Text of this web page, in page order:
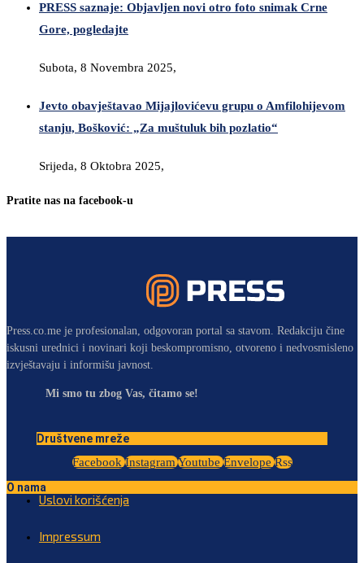
PRESS saznaje: Objavljen novi otro foto snimak Crne
Gore, pogledajte
Subota, 8 Novembra 2025,
Jevto obavještavao Mijajlovićevu grupu o Amfilohijevom
stanju, Bošković: „Za muštuluk bih pozlatio“
Srijeda, 8 Oktobra 2025,
Pratite nas na facebook-u
Press.co.me je profesionalan, odgovoran portal sa stavom. Redakciju čine
iskusni urednici i novinari koji beskompromisno, otvoreno i nedvosmisleno
izvještavaju i informišu javnost.
Mi smo tu zbog Vas, čitamo se!
Društvene mreže
Facebook Instagram Youtube Envelope Rss
O nama
Uslovi korišćenja
Impressum